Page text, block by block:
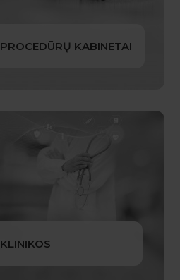
PROCEDŪRŲ KABINETAI
KLINIKOS